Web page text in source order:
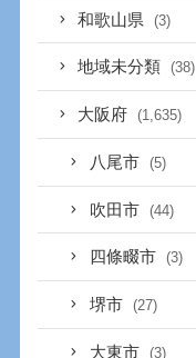
和歌山県 (3)
地域未分類 (38)
大阪府 (1,635)
八尾市 (5)
吹田市 (44)
四條畷市 (3)
堺市 (27)
大東市 (3)